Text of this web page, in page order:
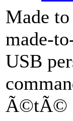
Made
made-
USB
Ã©tÃ©